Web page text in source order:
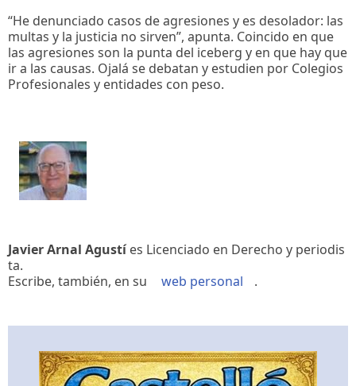
“He denunciado casos de agresiones y es desolador: las
multas y la justicia no sirven”, apunta. Coincido en que
las agresiones son la punta del iceberg y en que hay que
ir a las causas. Ojalá se debatan y estudien por Colegios
Profesionales y entidades con peso.
Javier Arnal Agustíes Licenciado en Derecho y periodis
ta.
Escribe, también, en su
web personal .